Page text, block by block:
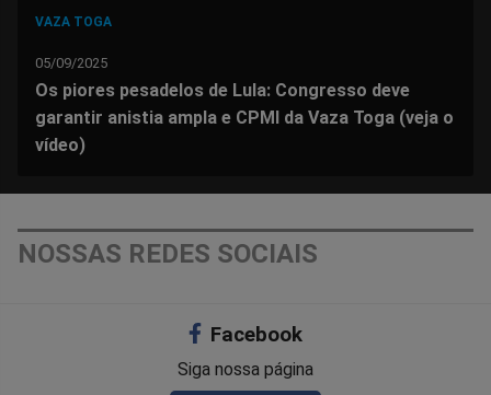
VAZA TOGA
05/09/2025
Os piores pesadelos de Lula: Congresso deve
garantir anistia ampla e CPMI da Vaza Toga (veja o
vídeo)
NOSSAS REDES SOCIAIS
Facebook
Siga nossa página